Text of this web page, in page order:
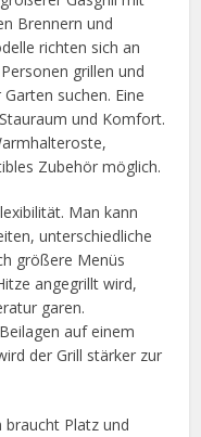
Brennern und
richten sich an
grillen und
suchen. Eine
und Komfort.
Zubehör möglich.
Man kann
unterschiedliche
größere Menüs
angegrillt wird,
garen.
auf einem
der Grill stärker zur
braucht Platz und